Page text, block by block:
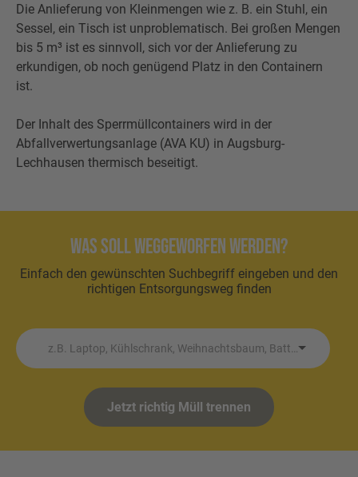
Die Anlieferung von Kleinmengen wie z. B. ein Stuhl, ein
Sessel, ein Tisch ist unproblematisch. Bei großen Mengen
bis 5 m³ ist es sinnvoll, sich vor der Anlieferung zu
erkundigen, ob noch genügend Platz in den Containern
ist.
Der Inhalt des Sperrmüllcontainers wird in der
Abfallverwertungsanlage (AVA KU) in Augsburg-
Lechhausen thermisch beseitigt.
Was soll weggeworfen werden?
Einfach den gewünschten Suchbegriff eingeben und den
richtigen Entsorgungsweg finden
Jetzt richtig Müll trennen